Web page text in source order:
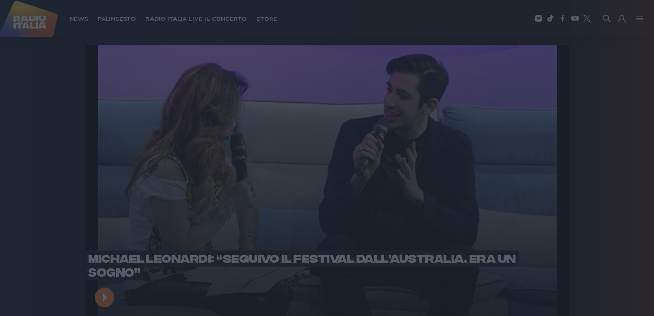
NEWS PALINSESTO RADIO ITALIA LIVE IL CONCERTO STORE
MICHAEL LEONARDI: “SEGUIVO IL FESTIVAL DALL'AUSTRALIA. ERA UN
SOGNO”